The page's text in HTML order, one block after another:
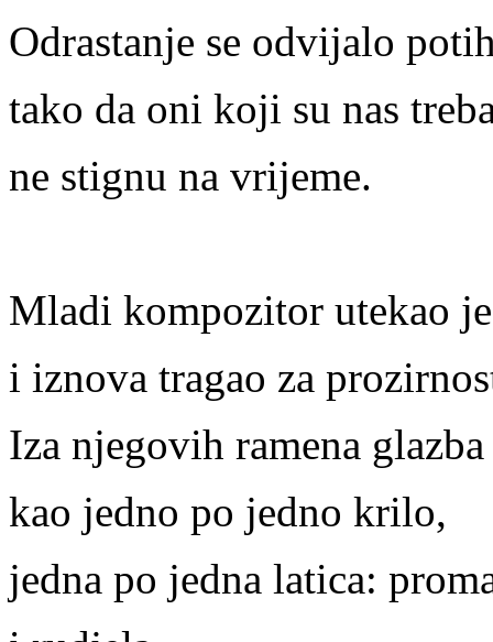
Odrastanje se odvijalo
tako da oni koji su nas
ne stignu na vrijeme.
Mladi kompozitor utekao
i iznova tragao za
Iza njegovih ramena
kao jedno po jedno krilo,
jedna po jedna latica: